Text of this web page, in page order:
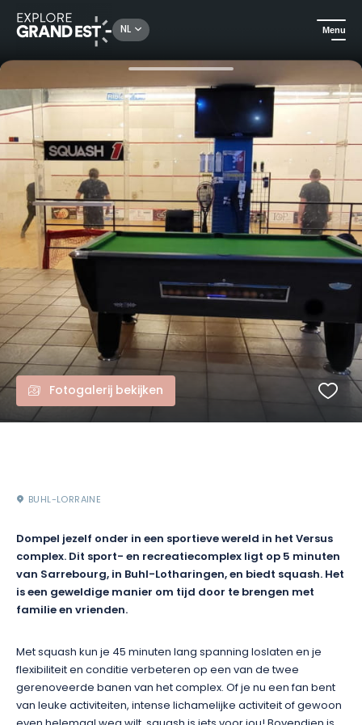
NL Menu
Kijk je ogen uit in de Grand Est
Fotogalerij bekijken
BUHL-LORRAINE
Dompel jezelf onder in een sportieve wereld in het Versus
complex. Dit sport- en recreatiecomplex ligt op 5 minuten
van Sarrebourg, in Buhl-Lotharingen, en biedt squash. Het
is een geweldige manier om tijd door te brengen met
familie en vrienden.
Met squash kun je 45 minuten lang spanning loslaten en je
flexibiliteit en conditie verbeteren op een van de twee
gerenoveerde banen van het complex. Of je nu een fan bent
van leuke activiteiten, intense lichamelijke activiteit of gewoon